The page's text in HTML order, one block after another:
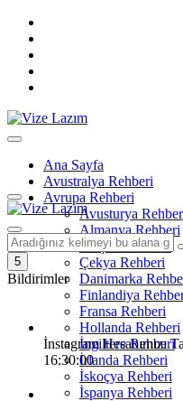
Ana Sayfa
Avustralya Rehberi
Avrupa Rehberi
Avusturya
Almanya Rehberi
Belçika Rehberi
Çekya Rehberi
Danimarka
Finlandiya
Fransa Rehberi
Hollanda Rehberi
İngiltere Rehberi
İrlanda Rehberi
İskoçya Rehberi
İspanya Rehberi
5
Bildirimler
İnstagram Hesabımızı
16:30:00